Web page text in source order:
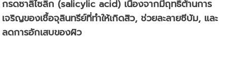
กรดซาลิไซลิก (salicylic acid) เนื่องจากมีฤทธิ์ต้านการ
เจริญของเชื้อจุลินทรีย์ที่ทำให้เกิดสิว, ช่วยละลายซีบัม, และ
ลดการอักเสบของผิว